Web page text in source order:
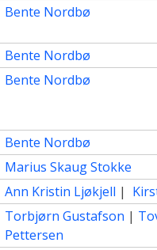
Bente Nordbø
Bente Nordbø
Bente Nordbø
Bente Nordbø
Marius Skaug Stokke
Ann Kristin Ljøkjell |
Torbjørn Gustafson |
Pettersen